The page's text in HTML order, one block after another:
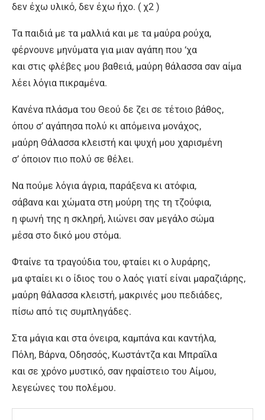
δεν έχω υλικό, δεν έχω ήχο. ( χ2 )
Τα παιδιά με τα μαλλιά και με τα μαύρα ρούχα,
φέρνουνε μηνύματα για μιαν αγάπη που ‘χα
και στις φλέβες μου βαθειά, μαύρη θάλασσα σαν αίμα
λέει λόγια πικραμένα.
Κανένα πλάσμα του Θεού δε ζει σε τέτοιο βάθος,
όπου σ’ αγάπησα πολύ κι απόμεινα μονάχος,
μαύρη Θάλασσα κλειστή και ψυχή μου χαρισμένη
σ’ όποιον πιο πολύ σε θέλει.
Να πούμε λόγια άγρια, παράξενα κι ατόφια,
σάβανα και χώματα στη μούρη της τη τζούφια,
η φωνή της η σκληρή, λιώνει σαν μεγάλο σώμα
μέσα στο δικό μου στόμα.
Φταίνε τα τραγούδια του, φταίει κι ο λυράρης,
μα φταίει κι ο ίδιος του ο λαός γιατί είναι μαραζιάρης,
μαύρη θάλασσα κλειστή, μακρινές μου πεδιάδες,
πίσω από τις συμπληγάδες.
Στα μάγια και στα όνειρα, καμπάνα και καντήλα,
Πόλη, Βάρνα, Οδησσός, Κωστάντζα και Μπραΐλα
και σε χρόνο μυστικό, σαν ηφαίστειο του Αίμου,
λεγεώνες του πολέμου.